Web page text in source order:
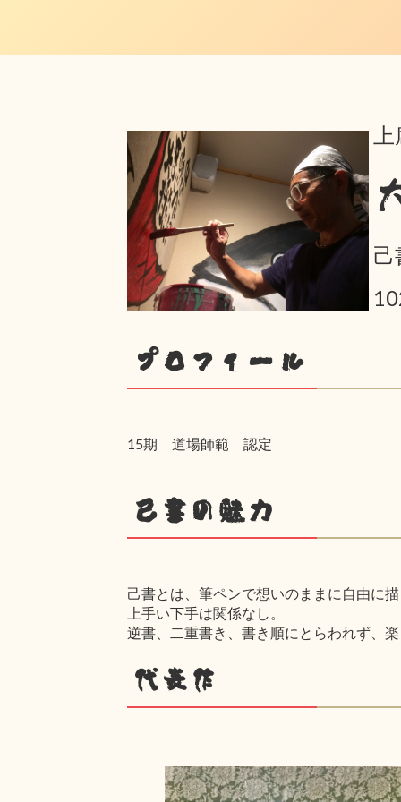
己
プロフィール
15期 道場師範 認定
己書の魅力
己書とは、筆ペンで想いのままに自由に
上手い下手は関係なし。
逆書、二重書き、書き順にとらわれず、
代表作